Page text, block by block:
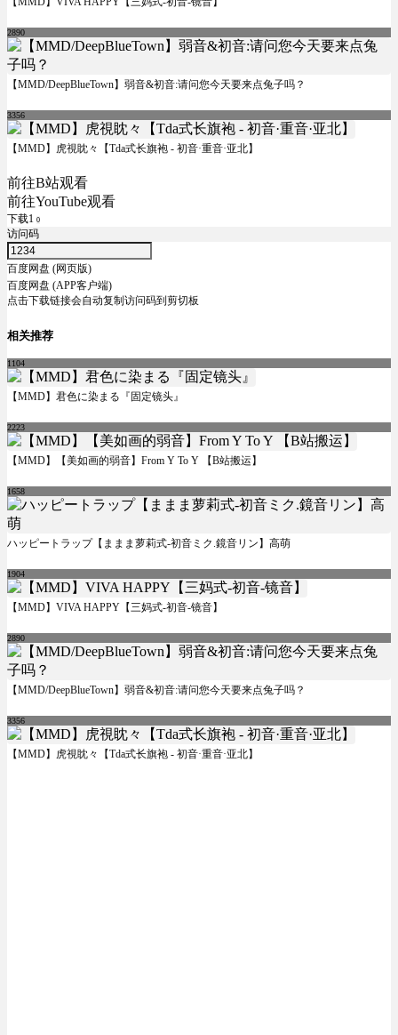
2890
【MMD/DeepBlueTown】弱音&初音:请问您今天要来点兔子吗？
3356
【MMD】虎視眈々【Tda式长旗袍 - 初音·重音·亚北】
前往B站观看
前往YouTube观看
下载1 0
访问码
百度网盘 (网页版)
百度网盘 (APP客户端)
点击下载链接会自动复制访问码到剪切板
相关推荐
1104
【MMD】君色に染まる『固定镜头』
2223
【MMD】【美如画的弱音】From Y To Y 【B站搬运】
1658
ハッピートラップ【ままま萝莉式-初音ミク.鏡音リン】高萌
1904
【MMD】VIVA HAPPY【三妈式-初音-镜音】
2890
【MMD/DeepBlueTown】弱音&初音:请问您今天要来点兔子吗？
3356
【MMD】虎視眈々【Tda式长旗袍 - 初音·重音·亚北】